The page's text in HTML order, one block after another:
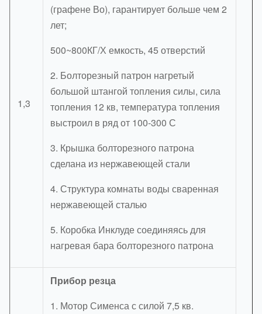
1,3
(графене Во), гарантирует больше чем 2
лет;
500~800КГ/Х емкость, 45 отверстий
2. Болторезный патрон нагретый
большой штангой топления силы, сила
топления 12 кв, температура топления
выстроил в ряд от 100-300 С
3. Крышка болторезного патрона
сделана из нержавеющей стали
4. Структура комнаты воды сваренная
нержавеющей сталью
5. Коробка Инклуде соединяясь для
нагревая бара болторезного патрона
Прибор резца
1. Мотор Сименса с силой 7,5 кв.